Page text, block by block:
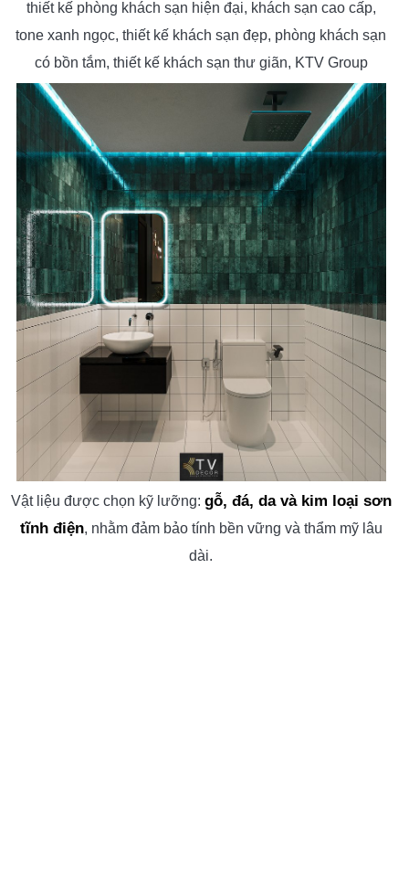
thiết kế phòng khách sạn hiện đại, khách sạn cao cấp,
tone xanh ngọc, thiết kế khách sạn đẹp, phòng khách sạn
có bồn tắm, thiết kế khách sạn thư giãn, KTV Group
Vật liệu được chọn kỹ lưỡng: gỗ, đá, da và kim loại sơn
tĩnh điện, nhằm đảm bảo tính bền vững và thẩm mỹ lâu
dài.